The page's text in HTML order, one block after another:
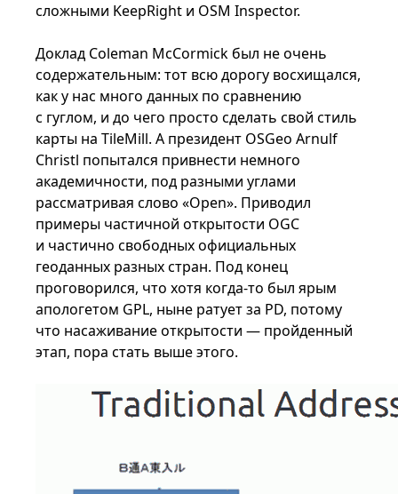
сложными KeepRight и OSM Inspector.
Доклад Coleman McCormick был не очень
содержательным: тот всю дорогу восхищался,
как у нас много данных по сравнению
с гуглом, и до чего просто сделать свой стиль
карты на TileMill. А президент OSGeo Arnulf
Christl попытался привнести немного
академичности, под разными углами
рассматривая слово «Open». Приводил
примеры частичной открытости OGC
и частично свободных официальных
геоданных разных стран. Под конец
проговорился, что хотя когда-то был ярым
апологетом GPL, ныне ратует за PD, потому
что насаживание открытости — пройденный
этап, пора стать выше этого.